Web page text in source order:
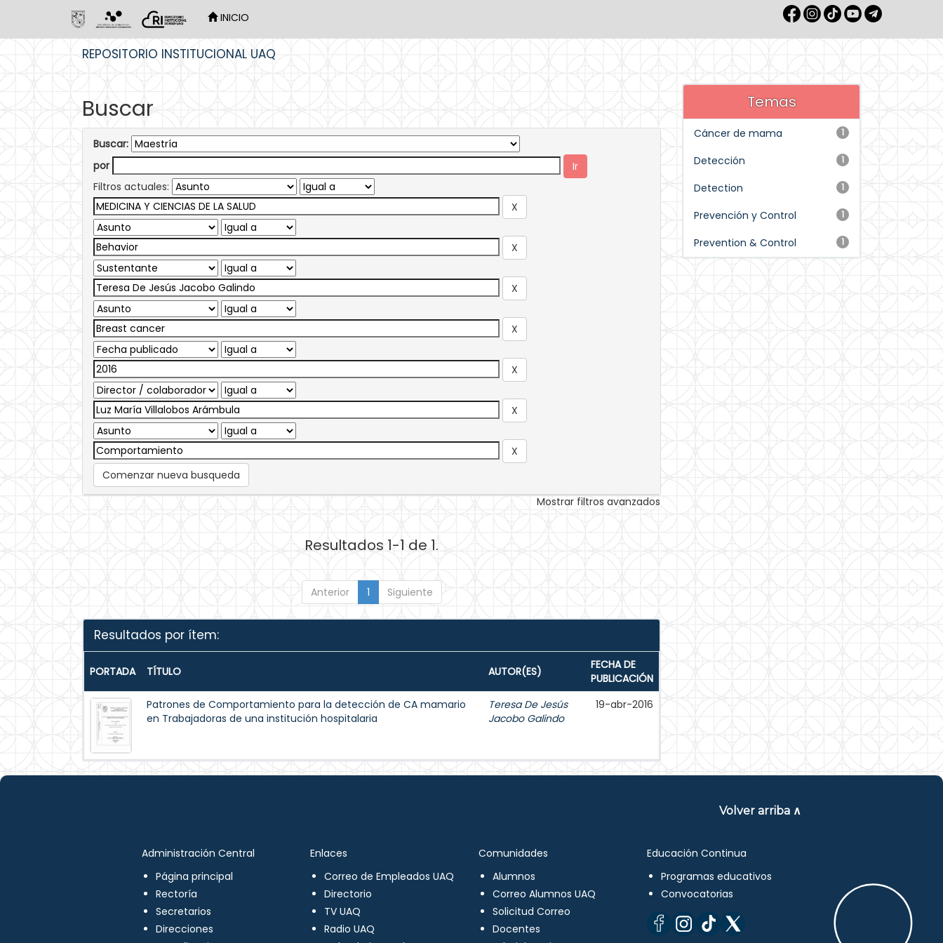
INICIO
REPOSITORIO INSTITUCIONAL UAQ
Buscar
Buscar:
por
Filtros actuales:
Comenzar nueva busqueda
Mostrar filtros avanzados
Resultados 1-1 de 1.
Anterior 1 Siguiente
Resultados por ítem:
PORTADA TÍTULO AUTOR(ES)
FECHA DE
PUBLICACIÓN
Patrones de Comportamiento para la detección de CA mamario
en Trabajadoras de una institución hospitalaria
Teresa De Jesús
Jacobo Galindo
19-abr-2016
Temas
1
Cáncer de mama
1
Detección
1
Detection
1
Prevención y Control
1
Prevention & Control
Volver arriba ∧
Administración Central
Página principal
Rectoría
Secretarios
Direcciones
Enlaces
Correo de Empleados UAQ
Directorio
TV UAQ
Radio UAQ
Comunidades
Alumnos
Correo Alumnos UAQ
Solicitud Correo
Docentes
Educación Continua
Programas educativos
Convocatorias